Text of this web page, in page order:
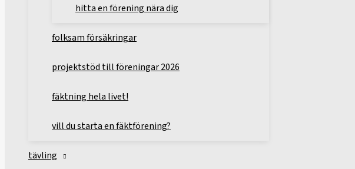
hitta en förening nära dig
folksam försäkringar
projektstöd till föreningar 2026
fäktning hela livet!
vill du starta en fäktförening?
tävling